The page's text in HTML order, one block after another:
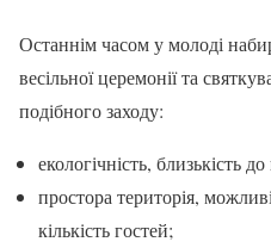
Останнім часом у молоді
весільної церемонії та
подібного заходу:
екологічність, близькість
простора територія,
кількість гостей;